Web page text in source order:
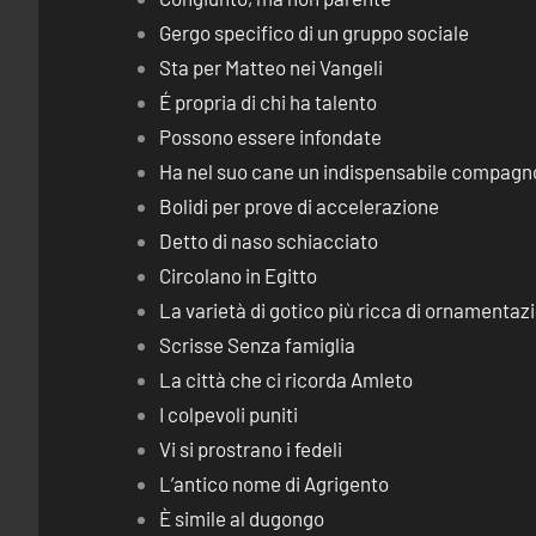
Gergo specifico di un gruppo sociale
Sta per Matteo nei Vangeli
É propria di chi ha talento
Possono essere infondate
Ha nel suo cane un indispensabile
Bolidi per prove di accelerazione
Detto di naso schiacciato
Circolano in Egitto
La varietà di gotico più ricca di
Scrisse Senza famiglia
La città che ci ricorda Amleto
I colpevoli puniti
Vi si prostrano i fedeli
L’antico nome di Agrigento
È simile al dugongo